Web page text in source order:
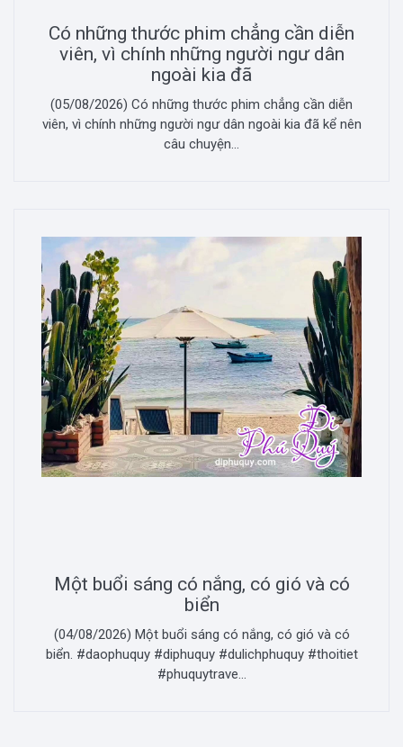
Có những thước phim chẳng cần diễn
viên, vì chính những người ngư dân
ngoài kia đã
(05/08/2026) Có những thước phim chẳng cần diễn
viên, vì chính những người ngư dân ngoài kia đã kể nên
câu chuyện...
Một buổi sáng có nắng, có gió và có
biển
(04/08/2026) Một buổi sáng có nắng, có gió và có
biển. #daophuquy #diphuquy #dulichphuquy #thoitiet
#phuquytrave...